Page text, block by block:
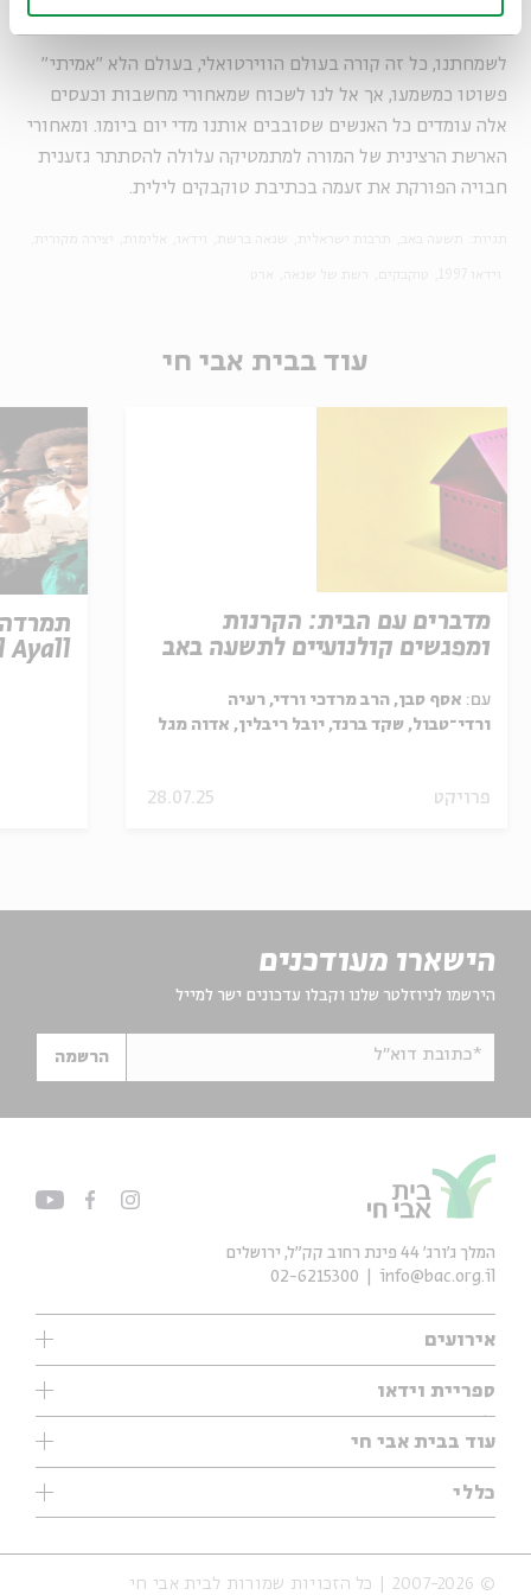
לשמחתנו, כל זה קורה בעולם הווירטואלי, בעולם הלא "אמיתי"
פשוטו כמשמעו, אך אל לנו לשכוח שמאחורי מחשבות וכעסים
אלה עומדים כל האנשים שסובבים אותנו מדי יום ביומו. ומאחורי
הארשת הרצינית של המורה למתמטיקה עלולה להסתתר גזענית
חבויה הפורקת את זעמה בכתיבת טוקבקים לילית.
עוד בבית אבי חי
מדברים עם הבית: הקרנות
ומפגשים קולנועיים לתשעה באב
עם: אסף סבן, הרב מרדכי ורדי, רעיה
ורדי־טבול, שקד ברנד, יובל ריבלין, אדוה מגל
פרויקט 28.07.25
Ayall
הישארו מעודכנים
הירשמו לניוזלטר שלנו וקבלו עדכונים ישר למייל
*כתובת דוא"ל הרשמה
אירועים
עיון
אנגלית
נוער
סדרות
אירועי עבר
ספריית וידאו
ילדים
מוזיקה
עיון
מיוחדים
עוד בבית אבי חי
תערוכות
מיוחדים
כללי
אודות
הצהרת נגישות
המלך ג'ורג' 44 פינת רחוב קק״ל, ירושלים
info@bac.org.il
02-6215300
© 2007-2026 | כל הזכויות שמורות לבית אבי חי